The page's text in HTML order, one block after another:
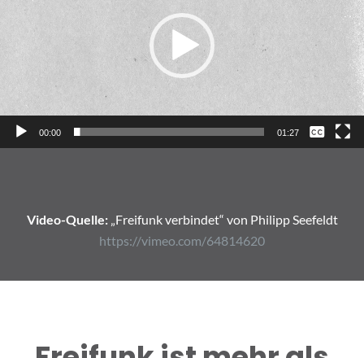
00:00 01:27
Keine
Deutsch
Video-Quelle:„Freifunk verbindet“ von Philipp Seefeldt
https://vimeo.com/64814620